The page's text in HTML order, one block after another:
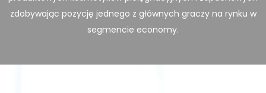
zdobywając pozycję jednego z głównych graczy na rynku w
segmencie economy.